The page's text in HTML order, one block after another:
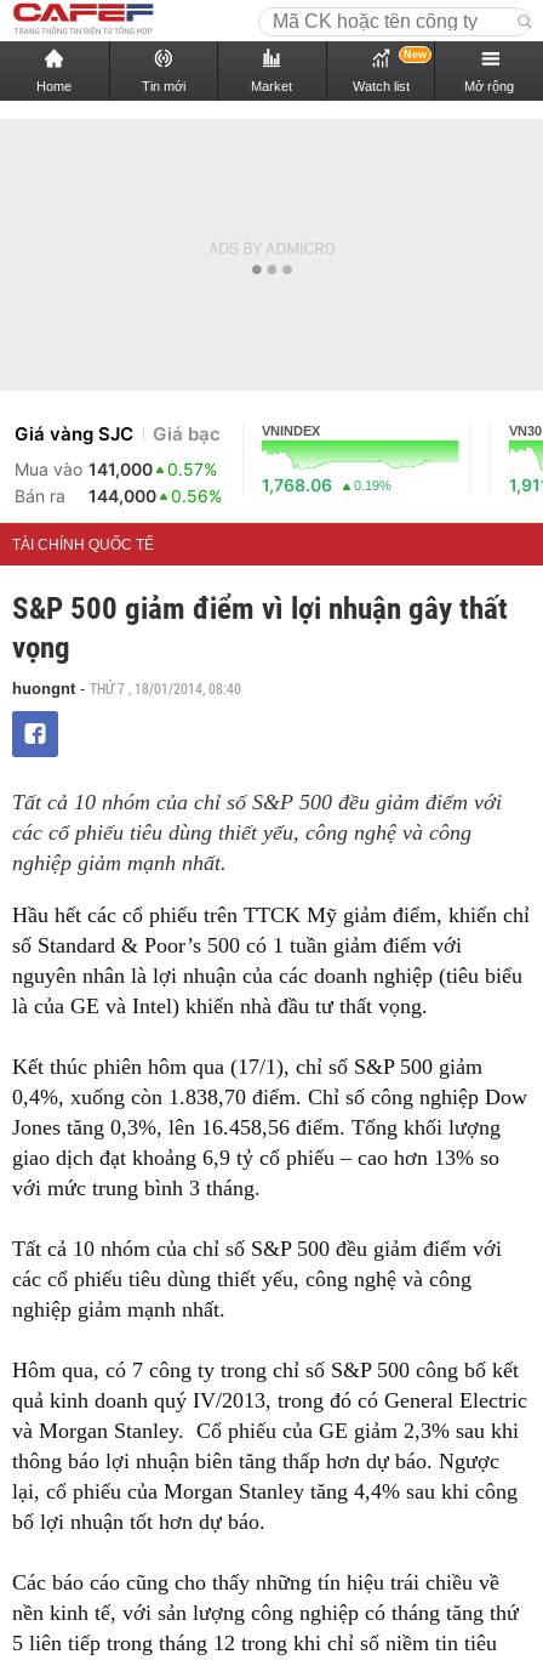
Home Tin mới Market Watch list
New
Mở rộng
Giá vàng SJC Giá bạc
Mua vào 141,000
0.57%
Bán ra
144,000 0.56%
VNINDEX
1,768.06 0.19%
VN30
TÀI CHÍNH QUỐC TẾ
S&P 500 giảm điểm vì lợi nhuận gây thất
vọng
huongnt- THỨ 7 , 18/01/2014, 08:40
Tất cả 10 nhóm của chỉ số S&P 500 đều giảm điểm với
các cổ phiếu tiêu dùng thiết yếu, công nghệ và công
nghiệp giảm mạnh nhất.
Hầu hết các cổ phiếu trên TTCK Mỹ giảm điểm, khiến chỉ
số Standard & Poor’s 500 có 1 tuần giảm điểm với
nguyên nhân là lợi nhuận của các doanh nghiệp (tiêu biểu
là của GE và Intel) khiến nhà đầu tư thất vọng.
Kết thúc phiên hôm qua (17/1), chỉ số S&P 500 giảm
0,4%, xuống còn 1.838,70 điểm. Chỉ số công nghiệp Dow
Jones tăng 0,3%, lên 16.458,56 điểm. Tổng khối lượng
giao dịch đạt khoảng 6,9 tỷ cổ phiếu – cao hơn 13% so
với mức trung bình 3 tháng.
Tất cả 10 nhóm của chỉ số S&P 500 đều giảm điểm với
các cổ phiếu tiêu dùng thiết yếu, công nghệ và công
nghiệp giảm mạnh nhất.
Hôm qua, có 7 công ty trong chỉ số S&P 500 công bố kết
quả kinh doanh quý IV/2013, trong đó có General Electric
và Morgan Stanley. Cổ phiếu của GE giảm 2,3% sau khi
thông báo lợi nhuận biên tăng thấp hơn dự báo. Ngược
lại, cổ phiếu của Morgan Stanley tăng 4,4% sau khi công
bố lợi nhuận tốt hơn dự báo.
Các báo cáo cũng cho thấy những tín hiệu trái chiều về
nền kinh tế, với sản lượng công nghiệp có tháng tăng thứ
5 liên tiếp trong tháng 12 trong khi chỉ số niềm tin tiêu